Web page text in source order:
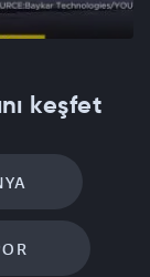
keşfet